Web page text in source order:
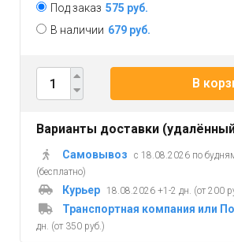
Под заказ 575 руб.
В наличии 679 руб.
В
Варианты доставки
Самовывоз
с 18.08.2026 по
(бесплатно)
Курьер 18.08.2026 +1-2 дн. (от 200
Транспортная компания или
дн. (от 350 руб.)